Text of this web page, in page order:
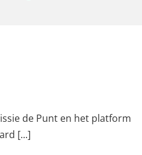
de Punt en het platform
[...]